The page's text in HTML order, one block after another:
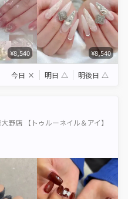
¥8,540 ¥8,540
今日 × 明日 △ 明後日 △
野店 【トゥルーネイル＆アイ】